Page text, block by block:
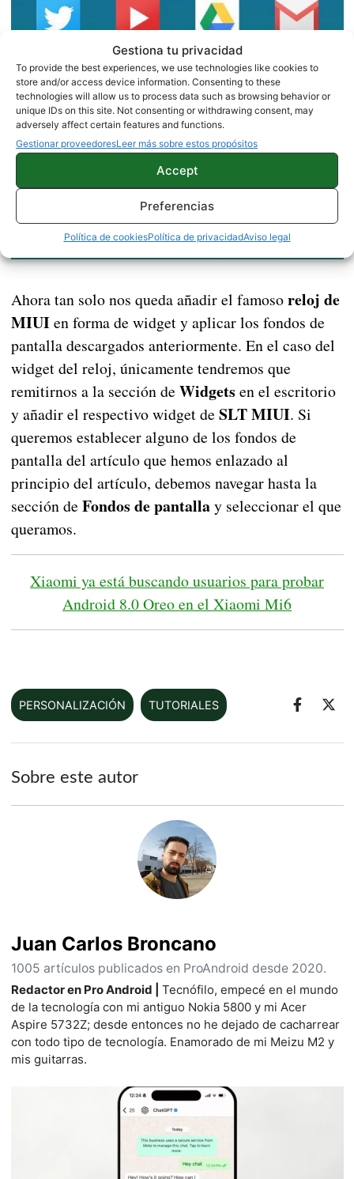
Gestiona tu privacidad
To provide the best experiences, we use technologies like cookies to
store and/or access device information. Consenting to these
technologies will allow us to process data such as browsing behavior or
unique IDs on this site. Not consenting or withdrawing consent, may
adversely affect certain features and functions.
Gestionar proveedoresLeer más sobre estos propósitos
Accept
Preferencias
Política de cookiesPolítica de privacidadAviso legal
Ahora tan solo nos queda añadir el famosoreloj de
MIUIen forma de widget y aplicar los fondos de
pantalla descargados anteriormente. En el caso del
widget del reloj, únicamente tendremos que
remitirnos a la sección de Widgets en el escritorio
y añadir el respectivo widget de SLT MIUI. Si
queremos establecer alguno de los fondos de
pantalla del artículo que hemos enlazado al
principio del artículo, debemos navegar hasta la
sección de Fondos de pantallay seleccionar el que
queramos.
Xiaomi ya está buscando usuarios para probar
Android 8.0 Oreo en el Xiaomi Mi6
PERSONALIZACIÓN TUTORIALES
Sobre este autor
Juan Carlos Broncano
1005 artículos publicados en ProAndroid desde 2020.
Redactor en Pro Android | Tecnófilo, empecé en el mundo
de la tecnología con mi antiguo Nokia 5800 y mi Acer
Aspire 5732Z; desde entonces no he dejado de cacharrear
con todo tipo de tecnología. Enamorado de mi Meizu M2 y
mis guitarras.